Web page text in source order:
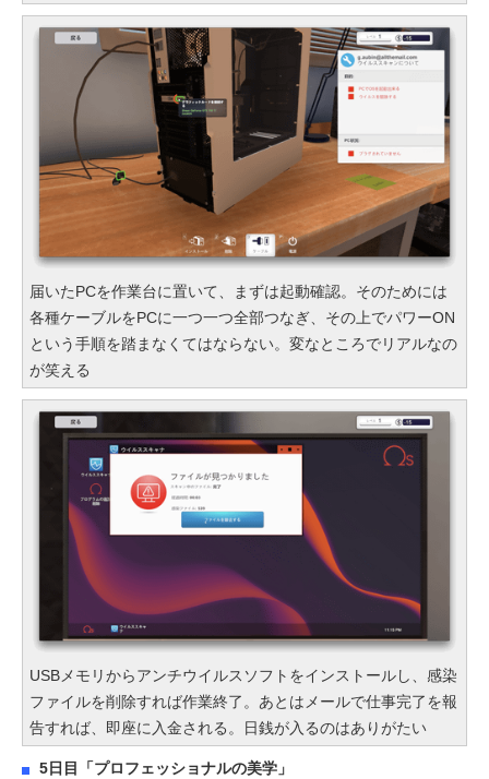
届いたPCを作業台に置いて、まずは起動確認。そのためには
各種ケーブルをPCに一つ一つ全部つなぎ、その上でパワーON
という手順を踏まなくてはならない。変なところでリアルなの
が笑える
USBメモリからアンチウイルスソフトをインストールし、感染
ファイルを削除すれば作業終了。あとはメールで仕事完了を報
告すれば、即座に入金される。日銭が入るのはありがたい
5日目「プロフェッショナルの美学」